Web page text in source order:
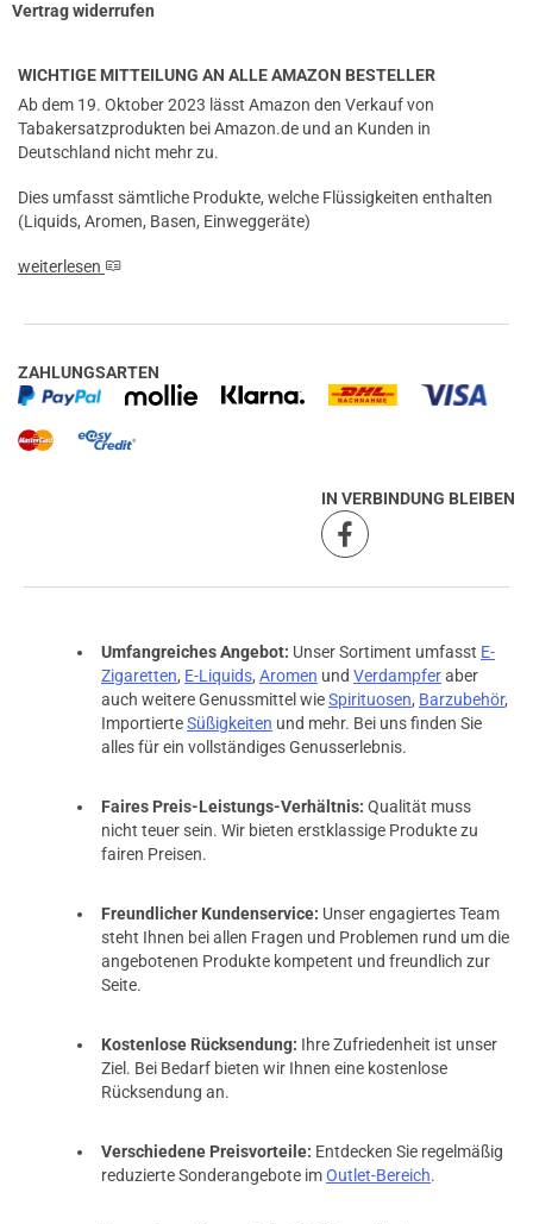
Vertrag widerrufen
WICHTIGE MITTEILUNG AN ALLE AMAZON BESTELLER
Ab dem 19. Oktober 2023 lässt Amazon den Verkauf von
Tabakersatzprodukten bei Amazon.de und an Kunden in
Deutschland nicht mehr zu.
Dies umfasst sämtliche Produkte, welche Flüssigkeiten enthalten
(Liquids, Aromen, Basen, Einweggeräte)
weiterlesen
ZAHLUNGSARTEN
IN VERBINDUNG BLEIBEN
Umfangreiches Angebot: Unser Sortiment umfasst E-
Zigaretten, E-Liquids, Aromen und Verdampferaber
auch weitere Genussmittel wieSpirituosen, Barzubehör,
ImportierteSüßigkeiten und mehr. Bei uns finden Sie
alles für ein vollständiges Genusserlebnis.
Faires Preis-Leistungs-Verhältnis: Qualität muss
nicht teuer sein. Wir bieten erstklassige Produkte zu
fairen Preisen.
Freundlicher Kundenservice: Unser engagiertes Team
steht Ihnen bei allen Fragen und Problemen rund um die
angebotenen Produkte kompetent und freundlich zur
Seite.
Kostenlose Rücksendung: Ihre Zufriedenheit ist unser
Ziel. Bei Bedarf bieten wir Ihnen eine kostenlose
Rücksendung an.
Verschiedene Preisvorteile: Entdecken Sie regelmäßig
reduzierte Sonderangebote imOutlet-Bereich.